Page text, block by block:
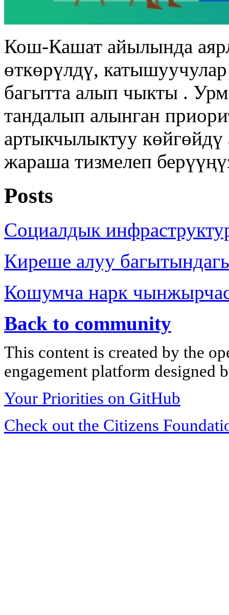
Кош-Кашат айылында
өткөрүлдү,
багытта алып чыкты .
тандалып алынган
артыкчылыктуу көйгөйдү
жараша тизмелеп
Posts
Социалдык
Киреше алуу
Кошумча нарк
Back to community
This content is created by the
engagement platform designed
Your Priorities on GitHub
Check out the Citizens